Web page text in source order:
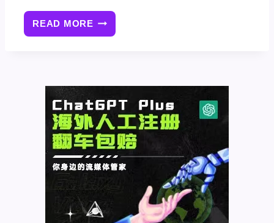
READ MORE PYTHON
关